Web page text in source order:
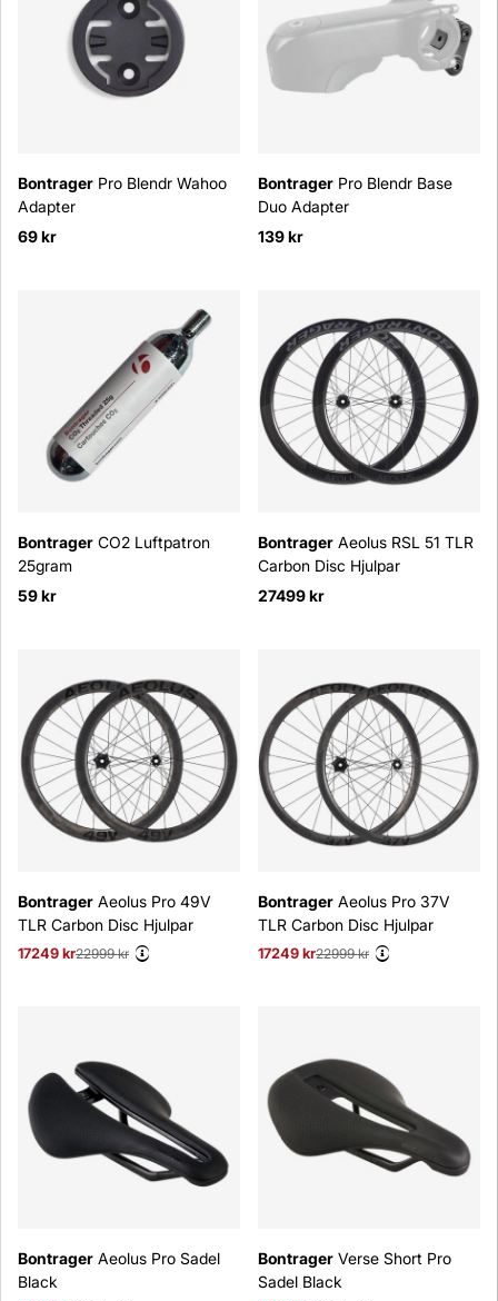
Bontrager Pro Blendr Wahoo
Adapter
69 kr
Bontrager Pro Blendr Base
Duo Adapter
139 kr
Bontrager CO2 Luftpatron
25gram
59 kr
Bontrager Aeolus RSL 51 TLR
Carbon Disc Hjulpar
27499 kr
Bontrager Aeolus Pro 49V
TLR Carbon Disc Hjulpar
17249 kr
Ordinarie pris:
22999 kr
Bontrager Aeolus Pro 37V
TLR Carbon Disc Hjulpar
17249 kr
Ordinarie pris:
22999 kr
Bontrager Aeolus Pro Sadel
Black
Bontrager Verse Short Pro
Sadel Black